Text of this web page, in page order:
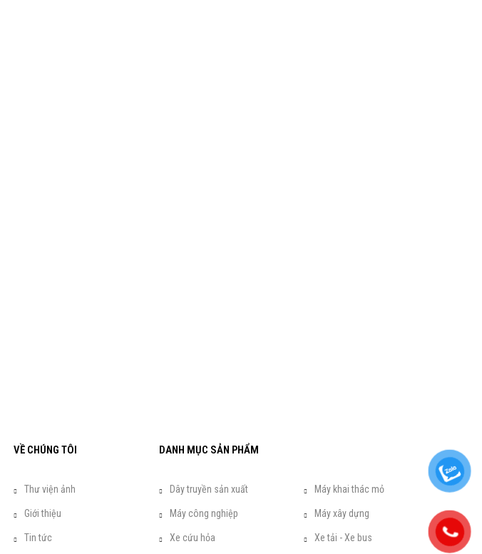
VỀ CHÚNG TÔI
Thư viện ảnh
Giới thiệu
Tin tức
DANH MỤC SẢN PHẨM
Dây truyền sản xuất
Máy công nghiệp
Xe cứu hỏa
Máy khai thác mỏ
Máy xây dựng
Xe tải - Xe bus